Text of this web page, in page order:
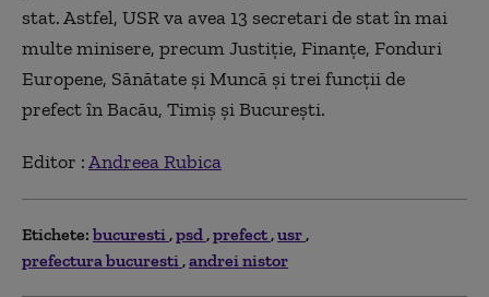
stat. Astfel, USR va avea 13 secretari de stat în mai
multe minisere, precum Justiție, Finanțe, Fonduri
Europene, Sănătate și Muncă și trei funcții de
prefect în Bacău, Timiș și București.
Editor :Andreea Rubica
Etichete: bucuresti psd prefect usr
prefectura bucuresti andrei nistor